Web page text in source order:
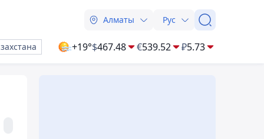
Алматы Рус
+19°$467.48 €539.52 ₽5.73